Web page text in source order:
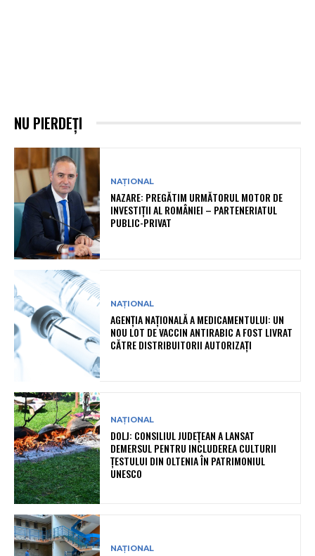
NU PIERDEȚI
NAȚIONAL
NAZARE: PREGĂTIM URMĂTORUL MOTOR DE
INVESTIȚII AL ROMÂNIEI – PARTENERIATUL
PUBLIC-PRIVAT
NAȚIONAL
AGENȚIA NAȚIONALĂ A MEDICAMENTULUI: UN
NOU LOT DE VACCIN ANTIRABIC A FOST LIVRAT
CĂTRE DISTRIBUITORII AUTORIZAȚI
NAȚIONAL
DOLJ: CONSILIUL JUDEȚEAN A LANSAT
DEMERSUL PENTRU INCLUDEREA CULTURII
ȚESTULUI DIN OLTENIA ÎN PATRIMONIUL
UNESCO
NAȚIONAL